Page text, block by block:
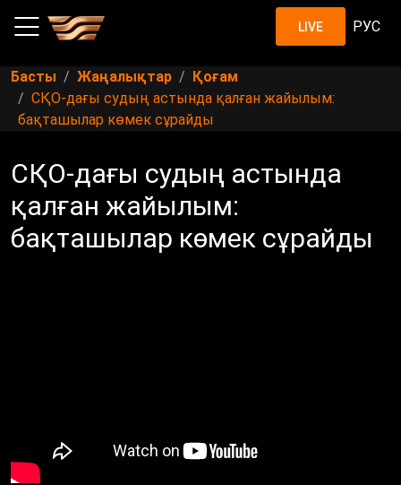
LIVE РУС
Басты Жаңалықтар
Қоғам
СҚО-дағы судың астында қалған жайылым:
бақташылар көмек сұрайды
СҚО-дағы судың астында
қалған жайылым:
бақташылар көмек сұрайды